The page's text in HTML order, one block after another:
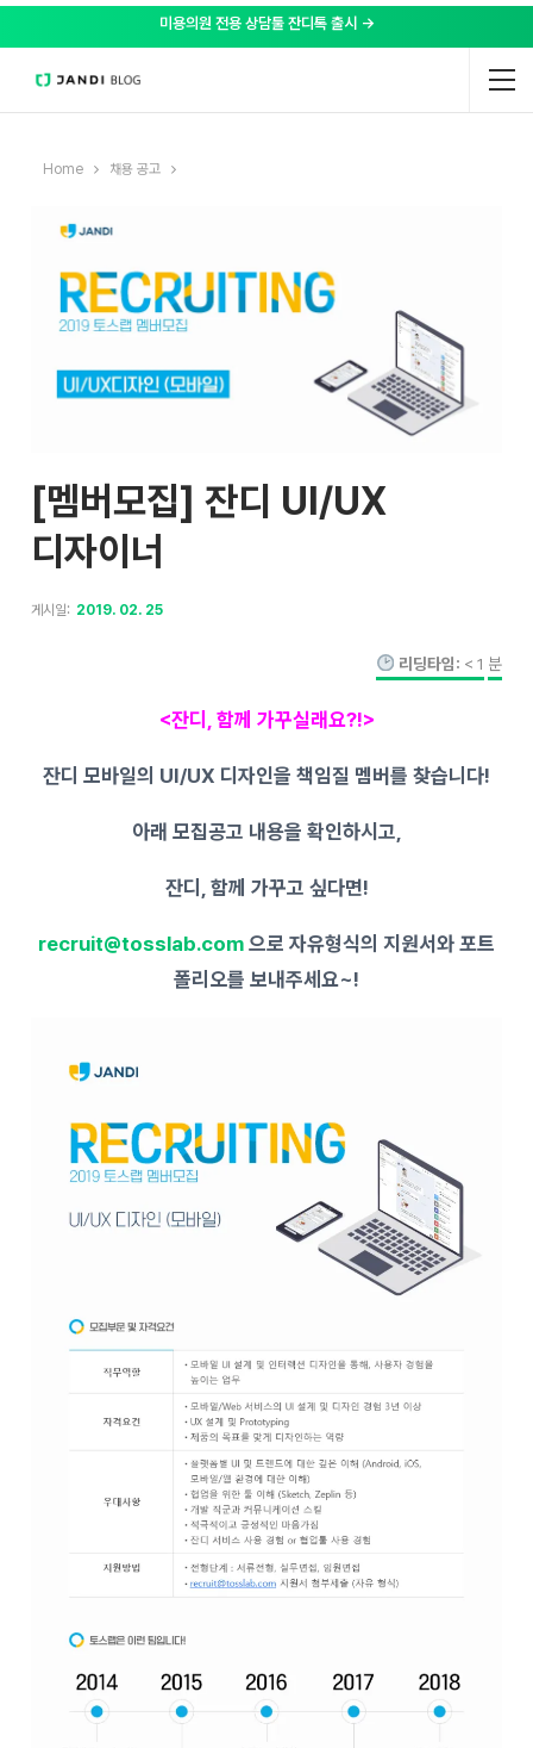
미용의원 전용 상담툴 잔디톡 출시 →
Home 채용 공고
[멤버모집] 잔디 UI/UX
디자이너
게시일: 2019. 02. 25
리딩타임: < 1 분
<잔디 함께 가꾸실래요?!>
잔디 모바일의 UI/UX 디자인을 책임질 멤버를 찾습니다!
아래 모집공고 내용을 확인하시고
잔디 함께 가꾸고 싶다면!
recruit@tosslab.com 으로 자유형식의 지원서와 포트
폴리오를 보내주세요~!